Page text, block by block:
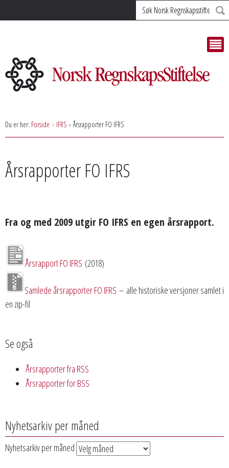
Søk
Du er her: Forside IFRS Årsrapporter FO IFRS
Årsrapporter FO IFRS
Fra og med 2009 utgir FO IFRS en egen årsrapport.
Årsrapport FO IFRS (2018)
Samlede årsrapporter FO IFRS – alle historiske versjoner samlet i
en zip-fil
Se også
Årsrapporter fra RSS
Årsrapporter for BSS
Nyhetsarkiv per måned
Nyhetsarkiv per måned